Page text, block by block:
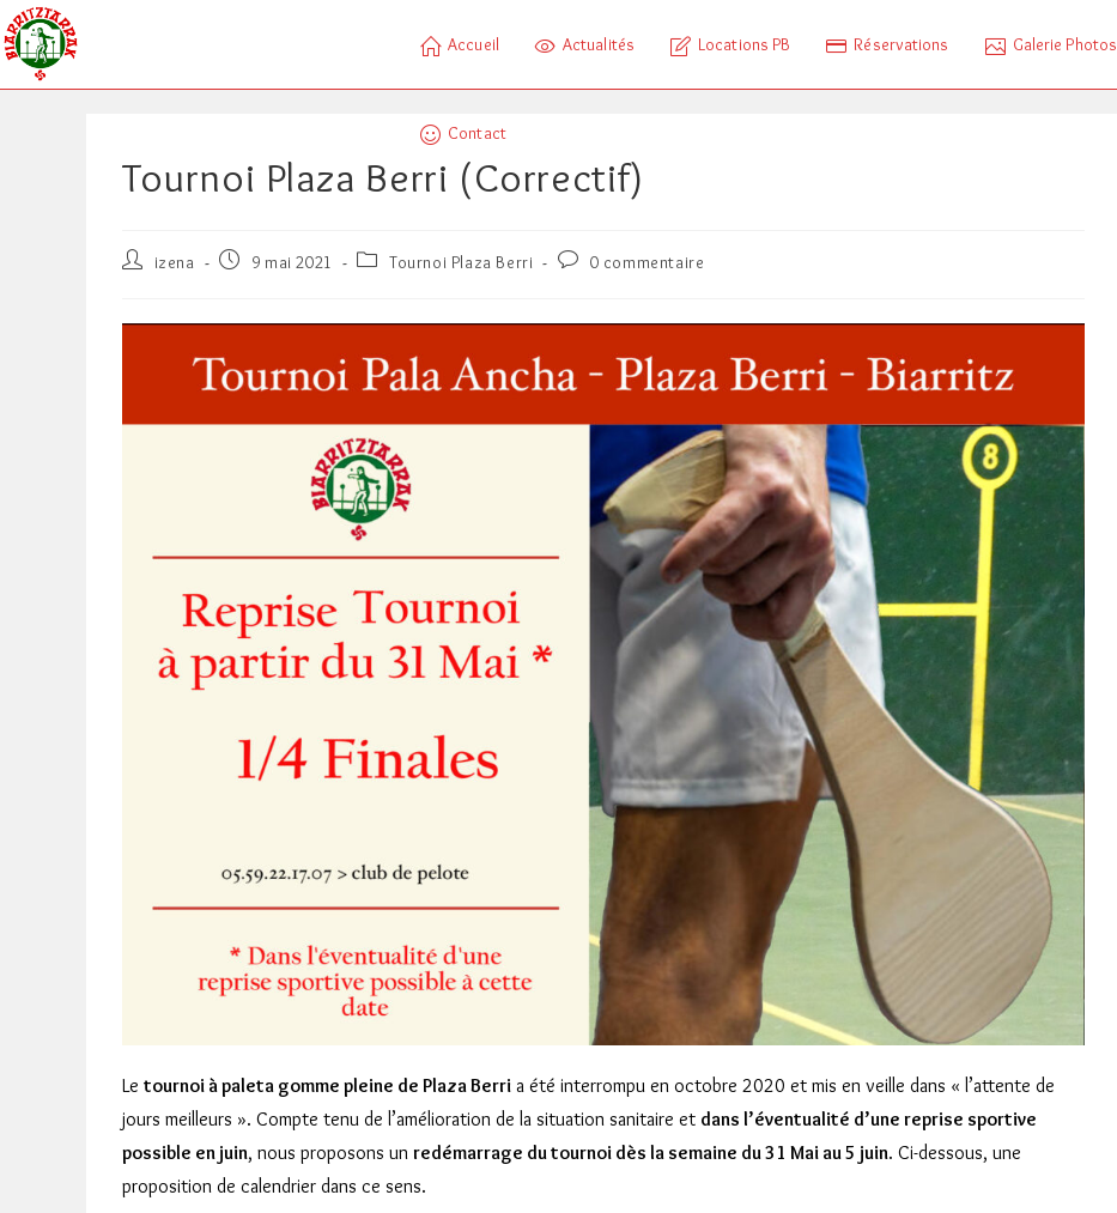
Skip
to
content
Accueil Actualités Locations PB Réservations Galerie Photos
Contact
Tournoi Plaza Berri (Correctif)
Auteur/autrice
publication :
izena
Publication
9 mai 2021
PostTournoi Plaza Berri
Commentaires
publication :
0 commentaire
Le tournoi à paleta gomme pleine de Plaza Berri a été interrompu en octobre 2020 et mis en veille dans « l’attente de
jours meilleurs ». Compte tenu de l’amélioration de la situation sanitaire et dans l’éventualité d’une reprise sportive
possible en juin, nous proposons un redémarrage du tournoi dès la semaine du 31 Mai au 5 juin. Ci-dessous, une
proposition de calendrier dans ce sens.